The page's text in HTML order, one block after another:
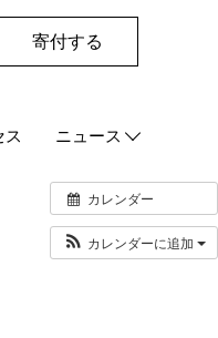
寄付する
ス ニュース
最新情報
メディア情報
発行物
カレンダー
カレンダーに追加